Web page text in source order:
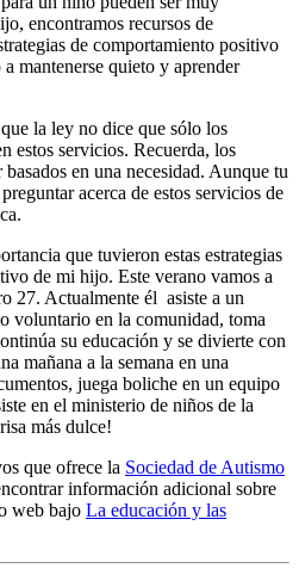
encontramos recursos de
de comportamiento positivo
mantenerse quieto y aprender
la ley no dice que sólo los
estos servicios. Recuerda, los
en una necesidad. Aunque tu
acerca de estos servicios de
que tuvieron estas estrategias
de mi hijo. Este verano vamos a
27. Actualmente él asiste a un
voluntario en la comunidad, toma
su educación y se divierte con
mañana a la semana en una
juega boliche en un equipo
en el ministerio de niños de la
más dulce!
que ofrece la Sociedad de Autismo
información adicional sobre
web bajo La educación y las